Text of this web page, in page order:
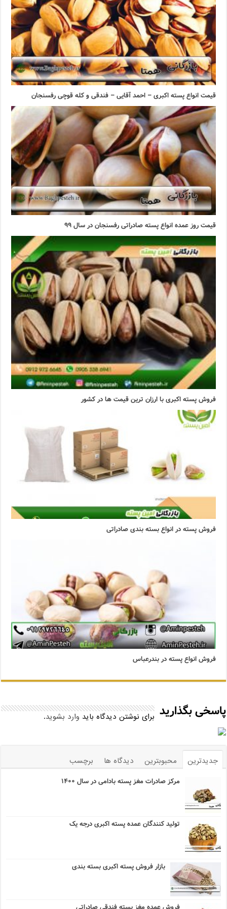
قیمت انواع پسته اکبری – احمد آقایی – فندقی و کله قوچی رفسنجان
قیمت روز عمده انواع پسته صادراتی رفسنجان در سال ۹۹
فروش پسته اکبری با ارزان ترین قیمت ها در کشور
فروش پسته در انواع بسته بندی صادراتی
فروش انواع پسته در بندرعباس
پاسخی بگذارید برای نوشتن دیدگاه باید وارد بشوید.
جدیدترین محبوبترین دیدگاه ها برچسب
مرکز صادرات مغز پسته بادامی در سال ۱۴۰۰
تولید کنندگان عمده پسته اکبری درجه یک
بازار فروش پسته اکبری بسته بندی